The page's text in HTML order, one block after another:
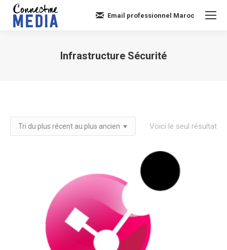
Email professionnel Maroc
Infrastructure Sécurité
Voici le seul résultat